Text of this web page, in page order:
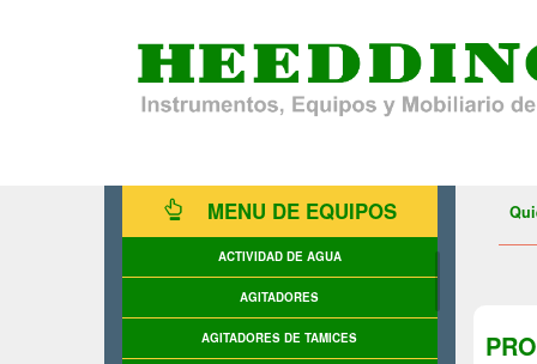
MENU DE EQUIPOS
ACTIVIDAD DE AGUA
AGITADORES
AGITADORES DE TAMICES